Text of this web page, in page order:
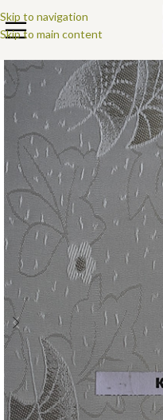
Skip to navigation
Skip to main content